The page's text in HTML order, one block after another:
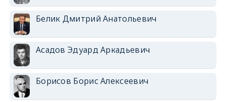
Белик Дмитрий Анатольевич
Асадов Эдуард Аркадьевич
Борисов Борис Алексеевич